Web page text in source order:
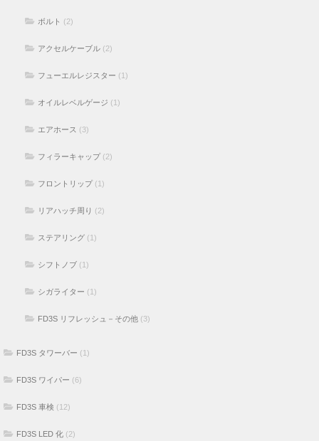
ボルト (2)
アクセルケーブル (2)
フューエルレジスター (1)
オイルレベルゲージ (1)
エアホース (3)
フィラーキャップ (2)
フロントリップ (1)
リアハッチ周り (2)
ステアリング (1)
シフトノブ (1)
シガライター (1)
FD3S リフレッシュ－その他 (3)
FD3S タワーバー (1)
FD3S ワイパー (6)
FD3S 車検 (12)
FD3S LED 化 (2)